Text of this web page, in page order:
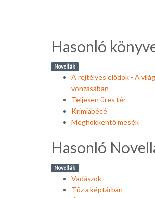
Hasonló
Novellák
A rejtélyes elődök - A
vonzásában
Teljesen üres tér
Krimiábécé
Meghökkentő mesék
Hasonló
Novellák
Vadászok
Tűz a képtárban